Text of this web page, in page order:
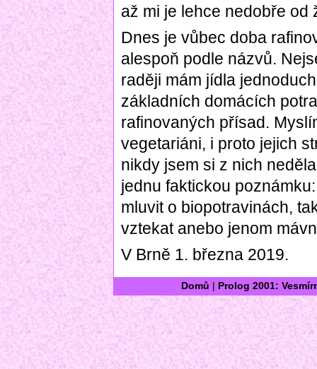
až mi je lehce nedobře od
Dnes je vůbec doba
alespoň podle názvů.
raději mám jídla
základních domácích
rafinovaných přísad.
vegetariáni, i proto jejich
nikdy jsem si z nich
jednu faktickou
mluvit o biopotravinách,
vztekat anebo jenom
V Brně 1. března 2019.
Domů Prolog 2001: